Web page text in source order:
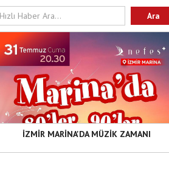
İZMİR MARİNA'DA MÜZİK ZAMANI